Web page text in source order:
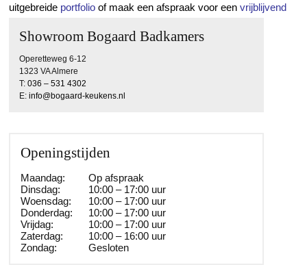
uitgebreide portfolio of maak een afspraak voor eenvrijblijvend
Showroom Bogaard Badkamers
Operetteweg 6-12
1323 VA Almere
T:036 – 531 4302
E:info@bogaard-keukens.nl
Openingstijden
Maandag:
Op afspraak
Dinsdag:
10:00 – 17:00 uur
Woensdag:
10:00 – 17:00 uur
Donderdag:
10:00 – 17:00 uur
Vrijdag:
10:00 – 17:00 uur
Zaterdag:
10:00 – 16:00 uur
Zondag:
Gesloten